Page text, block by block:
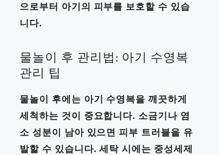
으로부터 아기의 피부를 보호할 수 있습
니다.
물놀이 후 관리법: 아기 수영복
관리 팁
물놀이 후에는 아기 수영복을 깨끗하게
세척하는 것이 중요합니다. 소금기나 염
소 성분이 남아 있으면 피부 트러블을 유
발할 수 있습니다. 세탁 시에는 중성세제